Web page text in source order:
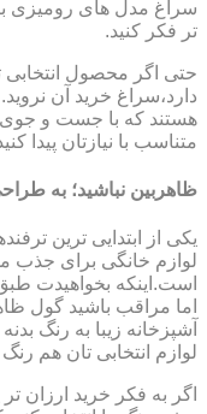
سراغ مدل های رومیزی
تر فکر کنید.
حتی اگر محصول
دارد،سراغ خرید آن
هستند که با جست و
متناسب با نیازتان پیدا
ظاهربین نباشید؛ به
یکی از ابتدایی ترین
لوازم خانگی برای جذب
است.اینکه بخواهیدت
اما مراقب باشید گول
آشپزخانه زیبا به رنگ
لوازم انتخابی تان هم رنگ
اگر به فکر خرید ارزان